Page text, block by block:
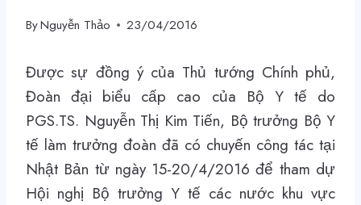
ByNguyễn Thảo 23/04/2016
Được sự đồng ý của Thủ tướng Chính phủ,
Đoàn đại biểu cấp cao của Bộ Y tế do
PGS.TS. Nguyễn Thị Kim Tiến, Bộ trưởng Bộ Y
tế làm trưởng đoàn đã có chuyến công tác tại
Nhật Bản từ ngày 15-20/4/2016 để tham dự
Hội nghị Bộ trưởng Y tế các nước khu vực